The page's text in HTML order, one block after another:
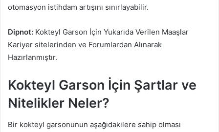
otomasyon istihdam artışını sınırlayabilir.
Dipnot: Kokteyl Garson İçin Yukarıda Verilen Maaşlar
Kariyer sitelerinden ve Forumlardan Alınarak
Hazırlanmıştır.
Kokteyl Garson İçin Şartlar ve
Nitelikler Neler?
Bir kokteyl garsonunun aşağıdakilere sahip olması